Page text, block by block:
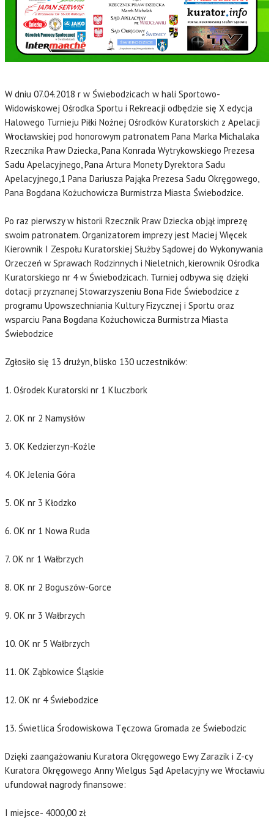
W dniu 07.04.2018 r w Świebodzicach w hali Sportowo-
Widowiskowej Ośrodka Sportu i Rekreacji odbędzie się X edycja
Halowego Turnieju Piłki Nożnej Ośrodków Kuratorskich z Apelacji
Wrocławskiej pod honorowym patronatem Pana Marka Michalaka
Rzecznika Praw Dziecka, Pana Konrada Wytrykowskiego Prezesa
Sadu Apelacyjnego, Pana Artura Monety Dyrektora Sadu
Apelacyjnego,1 Pana Dariusza Pająka Prezesa Sadu Okręgowego,
Pana Bogdana Kożuchowicza Burmistrza Miasta Świebodzice.
Po raz pierwszy w historii Rzecznik Praw Dziecka objął imprezę
swoim patronatem. Organizatorem imprezy jest Maciej Więcek
Kierownik I Zespołu Kuratorskiej Służby Sądowej do Wykonywania
Orzeczeń w Sprawach Rodzinnych i Nieletnich, kierownik Ośrodka
Kuratorskiego nr 4 w Świebodzicach. Turniej odbywa się dzięki
dotacji przyznanej Stowarzyszeniu Bona Fide Świebodzice z
programu Upowszechniania Kultury Fizycznej i Sportu oraz
wsparciu Pana Bogdana Kożuchowicza Burmistrza Miasta
Świebodzice
Zgłosiło się 13 drużyn, blisko 130 uczestników:
1. Ośrodek Kuratorski nr 1 Kluczbork
2. OK nr 2 Namysłów
3. OK Kedzierzyn-Koźle
4. OK Jelenia Góra
5. OK nr 3 Kłodzko
6. OK nr 1 Nowa Ruda
7. OK nr 1 Wałbrzych
8. OK nr 2 Boguszów-Gorce
9. OK nr 3 Wałbrzych
10. OK nr 5 Wałbrzych
11. OK Ząbkowice Śląskie
12. OK nr 4 Świebodzice
13. Świetlica Środowiskowa Tęczowa Gromada ze Świebodzic
Dzięki zaangażowaniu Kuratora Okręgowego Ewy Zarazik i Z-cy
Kuratora Okręgowego Anny Wielgus Sąd Apelacyjny we Wrocławiu
ufundował nagrody finansowe:
I miejsce- 4000,00 zł